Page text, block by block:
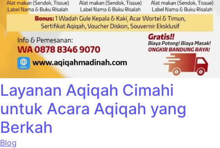
Layanan Aqiqah Cimahi
untuk Acara Aqiqah yang
Berkah
Blog